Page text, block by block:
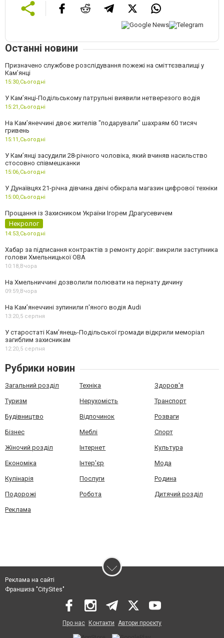
Останні новини
Призначено службове розслідування пожежі на сміттєзвалищі у
Кам’янці
15:30,Сьогодні
У Кам’янці-Подільському патрульні виявили нетверезого водія
15:21,Сьогодні
На Камʼянеччині двоє жителів "подарували" шахраям 60 тисяч
гривень
15:11,Сьогодні
У Камʼянці засудили 28-річного чоловіка, який вчиняв насильство
стосовно співмешканки
15:06,Сьогодні
У Дунаївцях 21-річна дівчина двічі обікрала магазин цифрової техніки
15:00,Сьогодні
Прощання із Захисником України Ігорем Драгусевичем
Некролог
14:53,Сьогодні
Хабар за підписання контрактів з ремонту доріг: викрили заступника
голови Хмельницької ОВА
10:18, Вчора
На Хмельниччині дозволили полювати на пернату дичину
09:59, Вчора
На Камʼянеччині зупинили п'яного водія Audi
13:20,5 серпня
У старостаті Кам’янець-Подільської громади відкрили меморіал
загиблим захисникам
12:20,5 серпня
Рубрики новин
Загальний розділ Техніка Здоров'я
Туризм Нерухомість Транспорт
Будівництво Відпочинок Розваги
Бізнес Меблі Спорт
Жіночий розділ Інтернет Культура
Економіка Інтер'єр Мода
Кулінарія Послуги Родина
Подорожі Робота Дитячий розділ
Реклама
Реклама на сайті
Франшиза "CitySites"
Про нас Контакти Автори проєкту